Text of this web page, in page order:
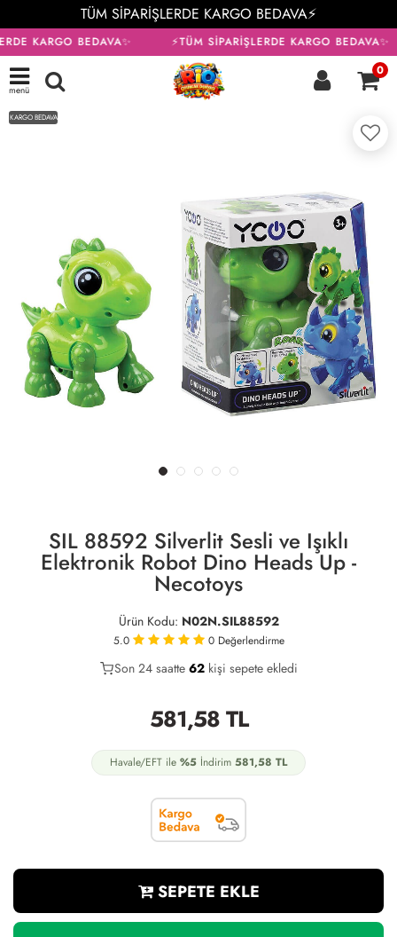
TÜM SİPARİŞLERDE KARGO BEDAVA⚡
KARGO BEDAVA✨ ⚡TÜM SİPARİŞLERDE KARGO BEDAVA✨
menü
0
KARGO BEDAVA
SIL 88592 Silverlit Sesli ve Işıklı
Elektronik Robot Dino Heads Up -
Necotoys
Ürün Kodu: N02N.SIL88592
5.0 0 Değerlendirme
34
Son 24 saatte 62kişi sepete ekledi
23
581,58TL
Havale/EFT ile %5 İndirim 581,58 TL
SEPETE EKLE